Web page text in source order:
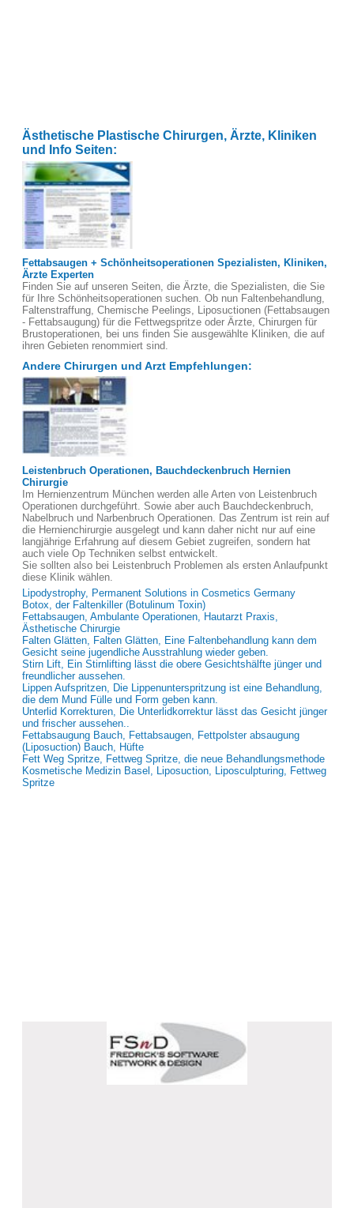
Ästhetische Plastische Chirurgen, Ärzte, Kliniken
und Info Seiten:
Fettabsaugen + Schönheitsoperationen Spezialisten, Kliniken,
Ärzte Experten
Finden Sie auf unseren Seiten, die Ärzte, die Spezialisten, die Sie
für Ihre Schönheitsoperationen suchen. Ob nun Faltenbehandlung,
Faltenstraffung, Chemische Peelings, Liposuctionen (Fettabsaugen
- Fettabsaugung) für die Fettwegspritze oder Ärzte, Chirurgen für
Brustoperationen, bei uns finden Sie ausgewählte Kliniken, die auf
ihren Gebieten renommiert sind.
Andere Chirurgen und Arzt Empfehlungen:
Leistenbruch Operationen, Bauchdeckenbruch Hernien
Chirurgie
Im Hernienzentrum München werden alle Arten von Leistenbruch
Operationen durchgeführt. Sowie aber auch Bauchdeckenbruch,
Nabelbruch und Narbenbruch Operationen. Das Zentrum ist rein auf
die Hernienchirurgie ausgelegt und kann daher nicht nur auf eine
langjährige Erfahrung auf diesem Gebiet zugreifen, sondern hat
auch viele Op Techniken selbst entwickelt.
Sie sollten also bei Leistenbruch Problemen als ersten Anlaufpunkt
diese Klinik wählen.
Lipodystrophy, Permanent Solutions in Cosmetics Germany
Botox, der Faltenkiller (Botulinum Toxin)
Fettabsaugen, Ambulante Operationen, Hautarzt Praxis,
Ästhetische Chirurgie
Falten Glätten, Falten Glätten, Eine Faltenbehandlung kann dem
Gesicht seine jugendliche Ausstrahlung wieder geben.
Stirn Lift, Ein Stirnlifting lässt die obere Gesichtshälfte jünger und
freundlicher aussehen.
Lippen Aufspritzen, Die Lippenunterspritzung ist eine Behandlung,
die dem Mund Fülle und Form geben kann.
Unterlid Korrekturen, Die Unterlidkorrektur lässt das Gesicht jünger
und frischer aussehen..
Fettabsaugung Bauch, Fettabsaugen, Fettpolster absaugung
(Liposuction) Bauch, Hüfte
Fett Weg Spritze, Fettweg Spritze, die neue Behandlungsmethode
Kosmetische Medizin Basel, Liposuction, Liposculpturing, Fettweg
Spritze